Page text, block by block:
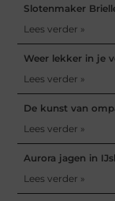
Slotenmaker
Lees verder »
Weer lekker in je
Lees verder »
De kunst van
Lees verder »
Aurora jagen in
Lees verder »